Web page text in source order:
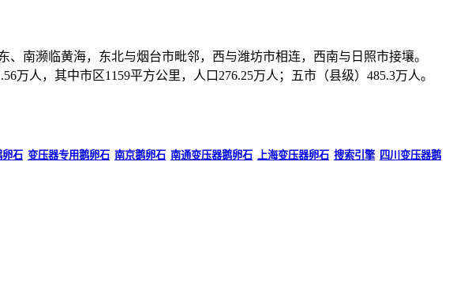
南濒临黄海，东北与烟台市毗邻，西与潍坊市相连，西南与日照市接壤。
人，其中市区1159平方公里，人口276.25万人；五市（县级）485.3万人。
卵石 变压器专用鹅卵石 南京鹅卵石 南通变压器鹅卵石 上海变压器卵石 搜索引擎 四川变压器鹅